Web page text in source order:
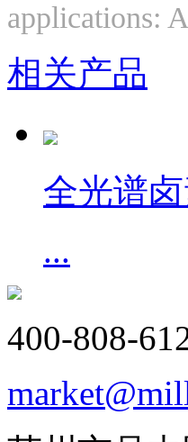
applications: A
相关产品
全光谱
...
400-808-